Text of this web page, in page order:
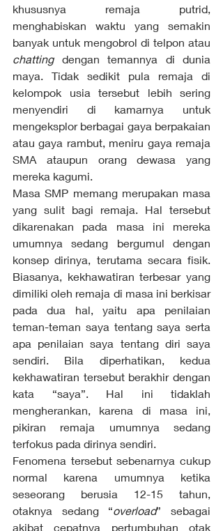
khususnya remaja putrid,
menghabiskan waktu yang semakin
chatting dengan temannya di dunia
maya. Tidak sedikit pula remaja di
kelompok usia tersebut lebih sering
menyendiri di kamarnya untuk
mengeksplor berbagai gaya berpakaian
atau gaya rambut, meniru gaya remaja
SMA ataupun orang dewasa yang
mereka kagumi.
Masa SMP memang merupakan masa
yang sulit bagi remaja. Hal tersebut
dikarenakan pada masa ini mereka
umumnya sedang bergumul dengan
konsep dirinya, terutama secara fisik.
Biasanya, kekhawatiran terbesar yang
dimiliki oleh remaja di masa ini berkisar
pada dua hal, yaitu apa penilaian
teman-teman saya tentang saya serta
apa penilaian saya tentang diri saya
sendiri. Bila diperhatikan, kedua
kekhawatiran tersebut berakhir dengan
kata “saya”. Hal ini tidaklah
mengherankan, karena di masa ini,
pikiran remaja umumnya sedang
terfokus pada dirinya sendiri.
Fenomena tersebut sebenarnya cukup
normal karena umumnya ketika
seseorang berusia 12-15 tahun,
otaknya sedang “overload” sebagai
akibat cepatnya pertumbuhan otak